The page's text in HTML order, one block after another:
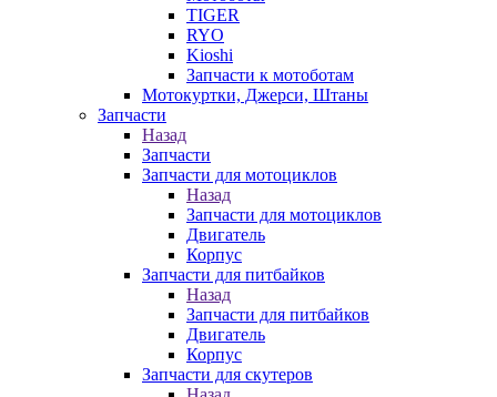
TIGER
RYO
Kioshi
Запчасти к мотоботам
Мотокуртки, Джерси, Штаны
Запчасти
Назад
Запчасти
Запчасти для мотоциклов
Назад
Запчасти для мотоциклов
Двигатель
Корпус
Запчасти для питбайков
Назад
Запчасти для питбайков
Двигатель
Корпус
Запчасти для скутеров